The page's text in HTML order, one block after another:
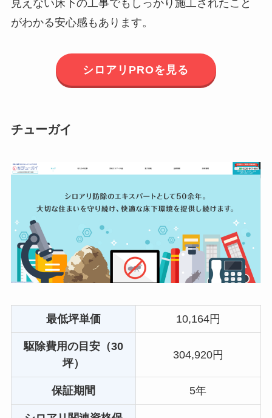
見えない床下の工事でもしっかり施工されたこと
がわかる安心感もあります。
シロアリPROを見る
チューガイ
最低坪単価 10,164円
駆除費用の目安（30
坪）
304,920円
保証期間 5年